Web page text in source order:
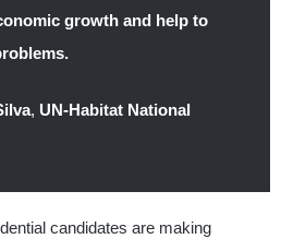
growth and help to
, UN-Habitat National
candidates are making